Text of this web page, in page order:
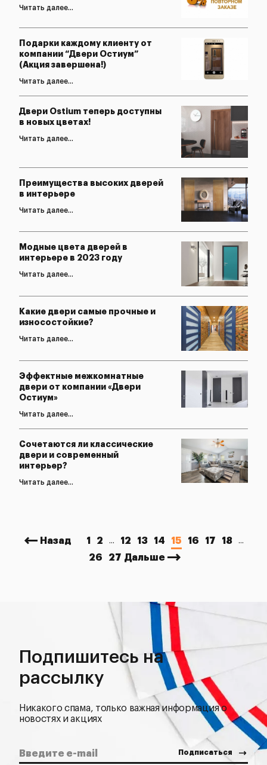
Читать далее...
Подарки каждому клиенту от
компании “Двери Остиум”
(Акция завершена!)
Читать далее...
Двери Ostium теперь доступны
в новых цветах!
Читать далее...
Преимущества высоких дверей
в интерьере
Читать далее...
Модные цвета дверей в
интерьере в 2023 году
Читать далее...
Какие двери самые прочные и
износостойкие?
Читать далее...
Эффектные межкомнатные
двери от компании «Двери
Остиум»
Читать далее...
Сочетаются ли классические
двери и современный
интерьер?
Читать далее...
Назад 1 2 ... 12 13 14 15 16 17 18 ...
26 27 Дальше
Подпишитесь на
рассылку
Никакого спама, только важная информация о
новостях и акциях